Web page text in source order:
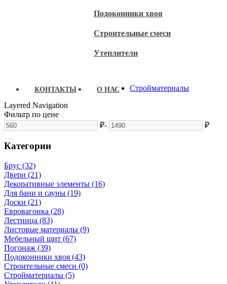
Подоконники хвоя
Строительные смеси
Утеплители
КОНТАКТЫ О НАС
Стройматериалы
Layered Navigation
Фильтр по цене
₽- ₽
Категории
Брус (32)
Двери (21)
Декоративные элементы (16)
Для бани и сауны (19)
Доски (21)
Евровагонка (28)
Лестница (83)
Листовые материалы (9)
Мебельный щит (67)
Погонаж (39)
Подоконники хвоя (43)
Строительные смеси (0)
Стройматериалы (5)